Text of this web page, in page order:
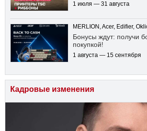
1 июля — 31 августа
MERLION, Acer, Edifier,
Бонусы ждут: получи
покупкой!
1 августа — 15 сентября
Кадровые изменения